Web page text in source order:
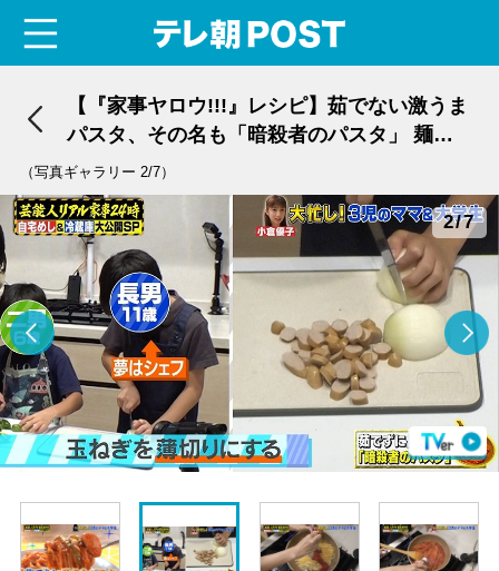
【『家事ヤロウ!!!』レシピ】茹でない激うま
パスタ、その名も「暗殺者のパスタ」 麺が
旨みを直接吸収！
（写真ギャラリー 2/7）
2/7